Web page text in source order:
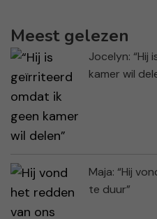
Meest gelezen
Jocelyn: “Hij
kamer wil
Maja: “Hij
te duur”